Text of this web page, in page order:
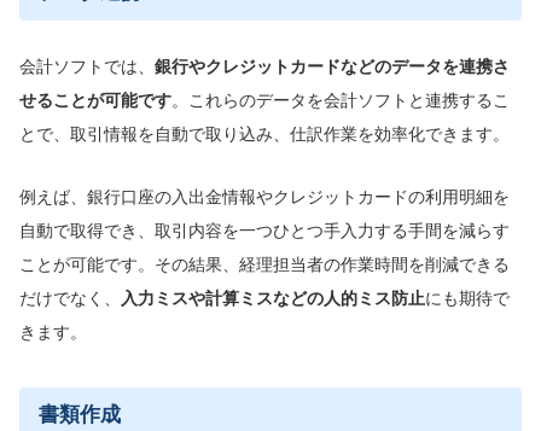
会計ソフトでは、 銀行やクレジットカードなどのデータを連携さ
せることが可能です。これらのデータを会計ソフトと連携するこ
とで、取引情報を自動で取り込み、仕訳作業を効率化できます。
例えば、銀行口座の入出金情報やクレジットカードの利用明細を
自動で取得でき、取引内容を一つひとつ手入力する手間を減らす
ことが可能です。その結果、経理担当者の作業時間を削減できる
だけでなく、
入力ミスや計算ミスなどの人的ミス防止にも期待で
きます。
書類作成